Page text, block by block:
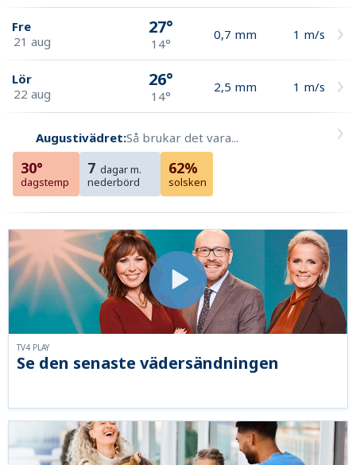
Fre
21 aug
27°
14°
0,7 mm 1 m/s
Lör
22 aug
26°
14°
2,5 mm 1 m/s
Augustivädret:Så brukar det vara...
30°
dagstemp
7 dagar m.
nederbörd
62%
solsken
Se den senaste vädersändningen
TV4 PLAY